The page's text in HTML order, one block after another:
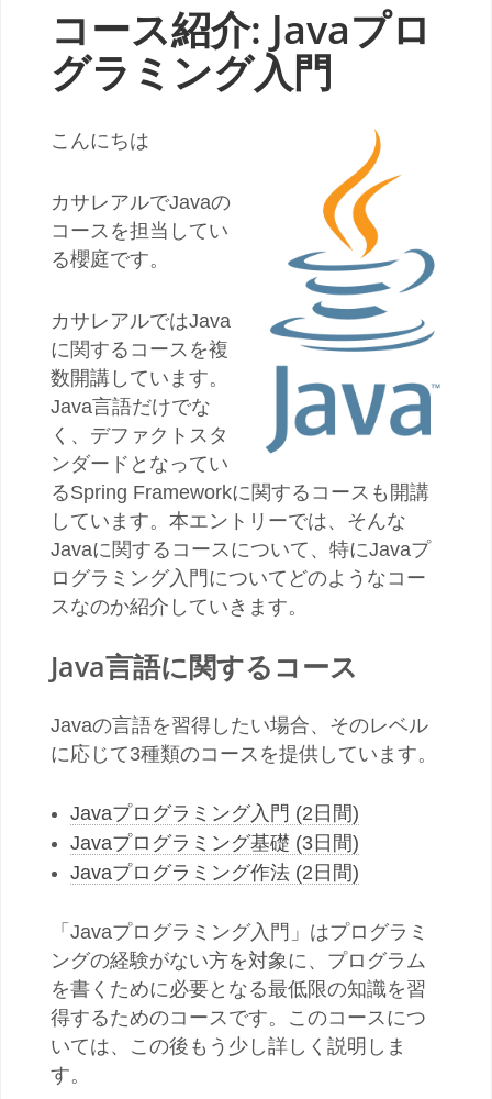
コース紹介: Javaプロ
グラミング入門
こんにちは
カサレアルでJavaの
コースを担当してい
る櫻庭です。
カサレアルではJava
に関するコースを複
数開講しています。
Java言語だけでな
く、デファクトスタ
ンダードとなってい
るSpring Frameworkに関するコースも開講
しています。本エントリーでは、そんな
Javaに関するコースについて、特にJavaプ
ログラミング入門についてどのようなコー
スなのか紹介していきます。
Java言語に関するコース
Javaの言語を習得したい場合、そのレベル
に応じて3種類のコースを提供しています。
Javaプログラミング入門 (2日間)
Javaプログラミング基礎 (3日間)
Javaプログラミング作法 (2日間)
「Javaプログラミング入門」はプログラミ
ングの経験がない方を対象に、プログラム
を書くために必要となる最低限の知識を習
得するためのコースです。このコースにつ
いては、この後もう少し詳しく説明しま
す。